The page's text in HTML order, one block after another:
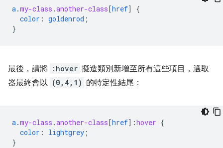
a.my-class .another-class [href]
{
color : goldenrod ;
}
最後，請將 :hover 擬造類別新增至所有這些項目，選取
器最終會以 (0,4,1) 的特定性結尾：
a.my-class .another-class [href] :hover {
color : lightgrey ;
}